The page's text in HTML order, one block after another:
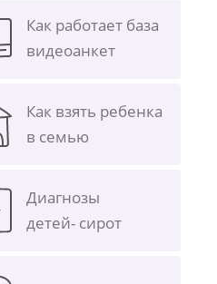
Как работает база
видеоанкет
Как взять ребенка
в семью
Диагнозы
детей- сирот